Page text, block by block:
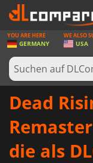
SPIELE
SPIEL KARTEN
SOFTWARE
YOU ARE HERE
GERMANY
WE ALSO
USA
Dead
die als